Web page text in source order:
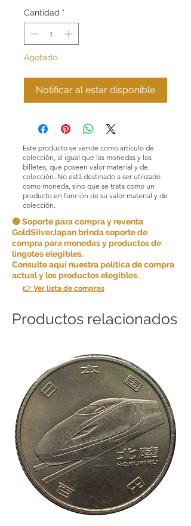
Cantidad *
Agotado
Notificar al estar disponible
Este producto se vende como artículo de
colección, al igual que las monedas y los
billetes, que poseen valor material y de
colección. No está destinado a ser utilizado
como moneda, sino que se trata como un
producto en función de su valor material y de
colección.
🟢 Soporte para compra y reventa
GoldSilverJapan brinda soporte de
compra para monedas y productos de
lingotes elegibles.
Consulte aquí nuestra política de compra
actual y los productos elegibles.
👉 Ver lista de compras
Productos relacionados